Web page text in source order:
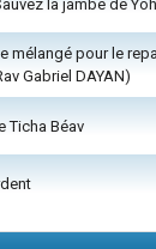
la jambe de
mélangé pour le
Gabriel DAYAN)
Ticha Béav